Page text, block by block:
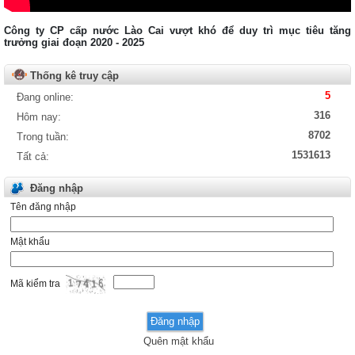
Quyết định số: Số 262/QĐ-KDNS
Ngày : 28/08/2015
Thông báo số: TB01/AC
Ngày : 07/01/2022
Xem chi tiết ...
Công ty CP cấp nước Lào Cai vượt khó để duy trì mục tiêu tăng
trưởng giai đoạn 2020 - 2025
Thống kê truy cập
Đang online:
5
Hôm nay:
316
Trong tuần:
8702
Tất cả:
1531613
Đăng nhập
Tên đăng nhập
Mật khẩu
Mã kiểm tra
Quên mật khẩu